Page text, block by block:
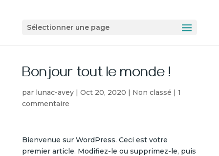
Sélectionner une page
Bonjour tout le monde !
par lunac-avey| Oct 20, 2020 | Non classé | 1
commentaire
Bienvenue sur WordPress. Ceci est votre
premier article. Modifiez-le ou supprimez-le, puis